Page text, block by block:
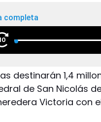
completa
10
destinarán 1,4
de San Nicolás
Victoria con